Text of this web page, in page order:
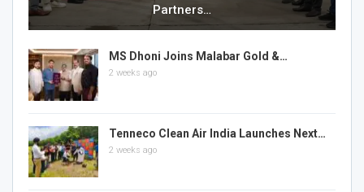
Partners…
MS Dhoni Joins Malabar Gold &…
2 weeks ago
Tenneco Clean Air India Launches Next…
2 weeks ago